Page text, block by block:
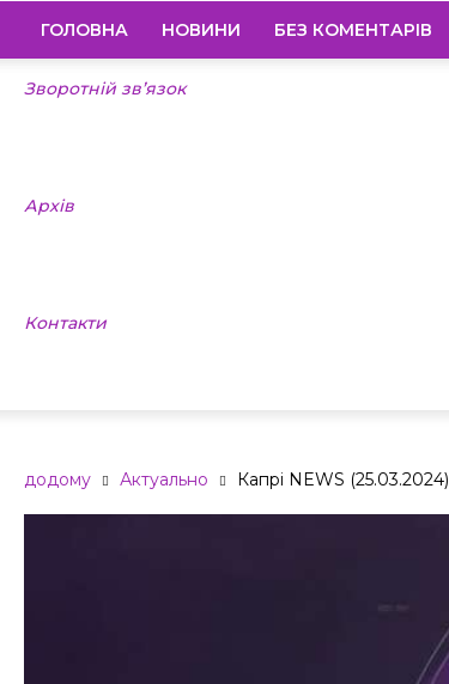
ГОЛОВНА НОВИНИ БЕЗ КОМЕНТАРІВ
Зворотній зв’язок
Архів
Контакти
додому Актуально Капрі NEWS (25.03.2024)